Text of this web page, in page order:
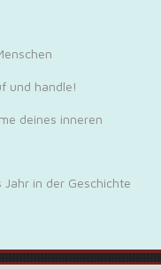
und handle!
deines inneren
in der Geschichte